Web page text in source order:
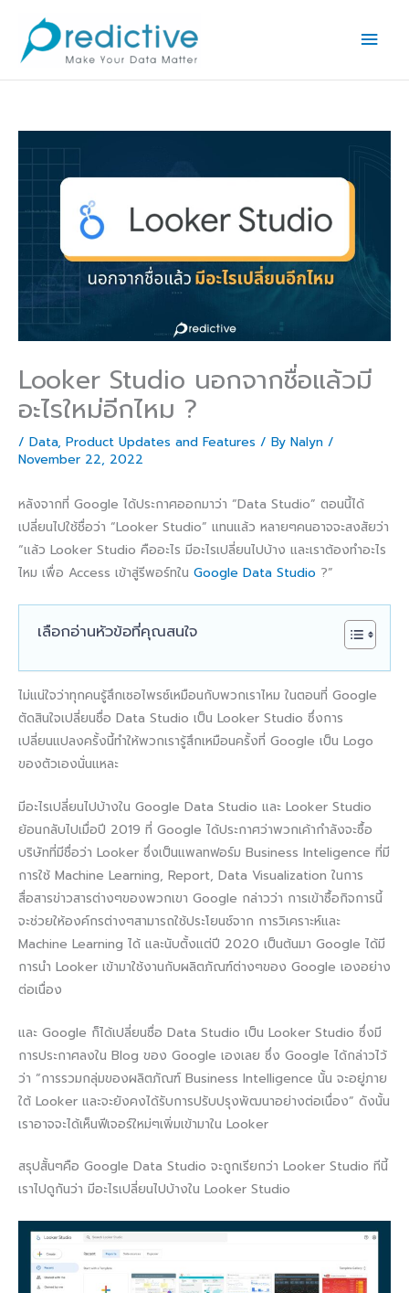
content
Looker Studio นอกจากชื่อแล้วมี
อะไรใหม่อีกไหม ?
/ Data, Product Updates and Features / By Nalyn /
November 22, 2022
หลังจากที่ Google ได้ประกาศออกมาว่า “Data Studio” ตอนนี้ได้
เปลี่ยนไปใช้ชื่อว่า “Looker Studio” แทนแล้ว หลายๆคนอาจจะสงสัยว่า
“แล้ว Looker Studio คืออะไร มีอะไรเปลี่ยนไปบ้าง และเราต้องทำอะไร
ไหม เพื่อ Access เข้าสู่รีพอร์ทใน Google Data Studio ?”
เลือกอ่านหัวข้อที่คุณสนใจ
ไม่แน่ใจว่าทุกคนรู้สึกเซอไพรซ์เหมือนกับพวกเราไหม ในตอนที่ Google
ตัดสินใจเปลี่ยนชื่อ Data Studio เป็น Looker Studio ซึ่งการ
เปลี่ยนแปลงครั้งนี้ทำให้พวกเรารู้สึกเหมือนครั้งที่ Google เป็น Logo
ของตัวเองนั่นแหละ
มีอะไรเปลี่ยนไปบ้างใน Google Data Studio และ Looker Studio
ย้อนกลับไปเมื่อปี 2019 ที่ Google ได้ประกาศว่าพวกเค้ากำลังจะซื้อ
บริษัทที่มีชื่อว่า Looker ซึ่งเป็นแพลทฟอร์ม Business Inteligence ที่มี
การใช้ Machine Learning, Report, Data Visualization ในการ
สื่อสารข่าวสารต่างๆของพวกเขา Google กล่าวว่า การเข้าซื้อกิจการนี้
จะช่วยให้องค์กรต่างๆสามารถใช้ประโยนช์จาก การวิเคราะห์และ
Machine Learning ได้ และนับตั้งแต่ปี 2020 เป็นต้นมา Google ได้มี
การนำ Looker เข้ามาใช้งานกับผลิตภัณฑ์ต่างๆของ Google เองอย่าง
ต่อเนื่อง
และ Google ก็ได้เปลี่ยนชื่อ Data Studio เป็น Looker Studio ซึ่งมี
การประกาศลงใน Blog ของ Google เองเลย ซึ่ง Google ได้กล่าวไว้
ว่า “การรวมกลุ่มของผลิตภัณฑ์ Business Intelligence นั้น จะอยู่ภาย
ใต้ Looker และจะยังคงได้รับการปรับปรุงพัฒนาอย่างต่อเนื่อง” ดังนั้น
เราอาจจะได้เห็นฟีเจอร์ใหม่ๆเพิ่มเข้ามาใน Looker
สรุปสั้นๆคือ Google Data Studio จะถูกเรียกว่า Looker Studio ทีนี้
เราไปดูกันว่า มีอะไรเปลี่ยนไปบ้างใน Looker Studio